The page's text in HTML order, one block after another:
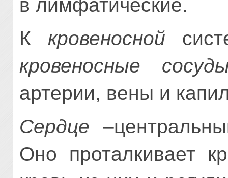
в лимфатические.
К кровеносной
кровеносные
артерии, вены и
Сердце
Оно проталкивает